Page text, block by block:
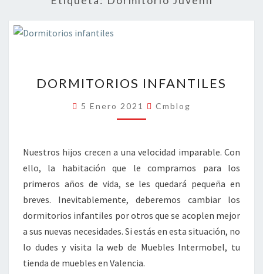
INFANTILES
DORMITORIOS INFANTILES
5 Enero 2021 Cmblog
Nuestros hijos crecen a una velocidad imparable. Con
ello, la habitación que le compramos para los
primeros años de vida, se les quedará pequeña en
breves. Inevitablemente, deberemos cambiar los
dormitorios infantiles por otros que se acoplen mejor
a sus nuevas necesidades. Si estás en esta situación, no
lo dudes y visita la web de Muebles Intermobel, tu
tienda de muebles en Valencia.